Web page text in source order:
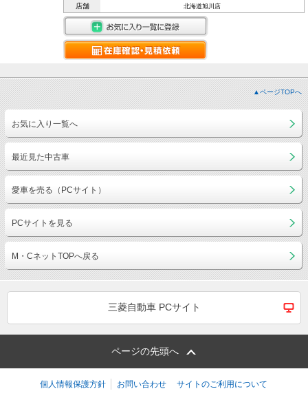
店舗 北海道旭川店
▲ページTOPへ
お気に入り一覧へ
最近見た中古車
愛車を売る（PCサイト）
PCサイトを見る
M・CネットTOPへ戻る
三菱自動車 PCサイト
ページの先頭へ
個人情報保護方針 お問い合わせ サイトのご利用について